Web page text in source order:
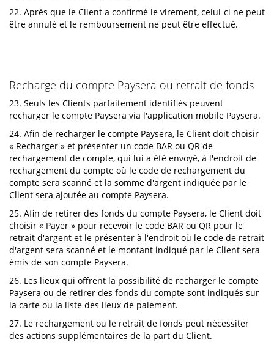
22. Après que le Client a confirmé le virement, celui-ci ne peut
être annulé et le remboursement ne peut être effectué.
Recharge du compte Paysera ou retrait de fonds
23. Seuls les Clients parfaitement identifiés peuvent
recharger le compte Paysera via l'application mobile Paysera.
24. Afin de recharger le compte Paysera, le Client doit choisir
« Recharger » et présenter un code BAR ou QR de
rechargement de compte, qui lui a été envoyé, à l'endroit de
rechargement du compte où le code de rechargement du
compte sera scanné et la somme d'argent indiquée par le
Client sera ajoutée au compte Paysera.
25. Afin de retirer des fonds du compte Paysera, le Client doit
choisir « Payer » pour recevoir le code BAR ou QR pour le
retrait d'argent et le présenter à l'endroit où le code de retrait
d'argent sera scanné et le montant indiqué par le Client sera
émis de son compte Paysera.
26. Les lieux qui offrent la possibilité de recharger le compte
Paysera ou de retirer des fonds du compte sont indiqués sur
la carte ou la liste des lieux de paiement.
27. Le rechargement ou le retrait de fonds peut nécessiter
des actions supplémentaires de la part du Client.